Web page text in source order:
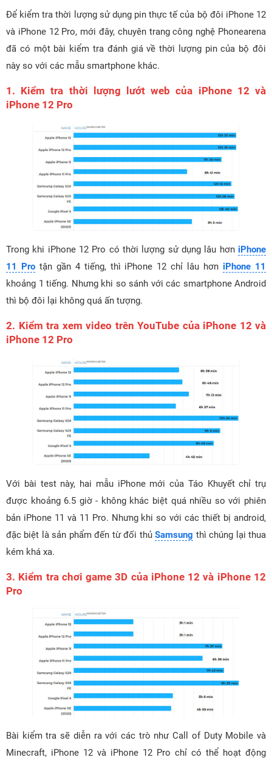
Để kiểm tra thời lượng sử dụng pin thực tế của bộ đôi iPhone 12
và iPhone 12 Pro, mới đây, chuyên trang công nghệ Phonearena
đã có một bài kiểm tra đánh giá về thời lượng pin của bộ đôi
này so với các mẫu smartphone khác.
1. Kiểm tra thời lượng lướt web của iPhone 12 và
iPhone 12 Pro
Trong khi iPhone 12 Pro có thời lượng sử dụng lâu hơn iPhone
11 Protận gần 4 tiếng, thì iPhone 12 chỉ lâu hơn iPhone 11
khoảng 1 tiếng. Nhưng khi so sánh với các smartphone Android
thì bộ đôi lại không quá ấn tượng.
2. Kiểm tra xem video trên YouTube của iPhone 12 và
iPhone 12 Pro
Với bài test này, hai mẫu iPhone mới của Táo Khuyết chỉ trụ
được khoảng 6.5 giờ - không khác biệt quá nhiều so với phiên
bản iPhone 11 và 11 Pro. Nhưng khi so với các thiết bị android,
đặc biệt là sản phẩm đến từ đối thủSamsung thì chúng lại thua
kém khá xa.
3. Kiểm tra chơi game 3D của iPhone 12 và iPhone 12
Pro
Bài kiểm tra sẽ diễn ra với các trò như Call of Duty Mobile và
Minecraft, iPhone 12 và iPhone 12 Pro chỉ có thể hoạt động